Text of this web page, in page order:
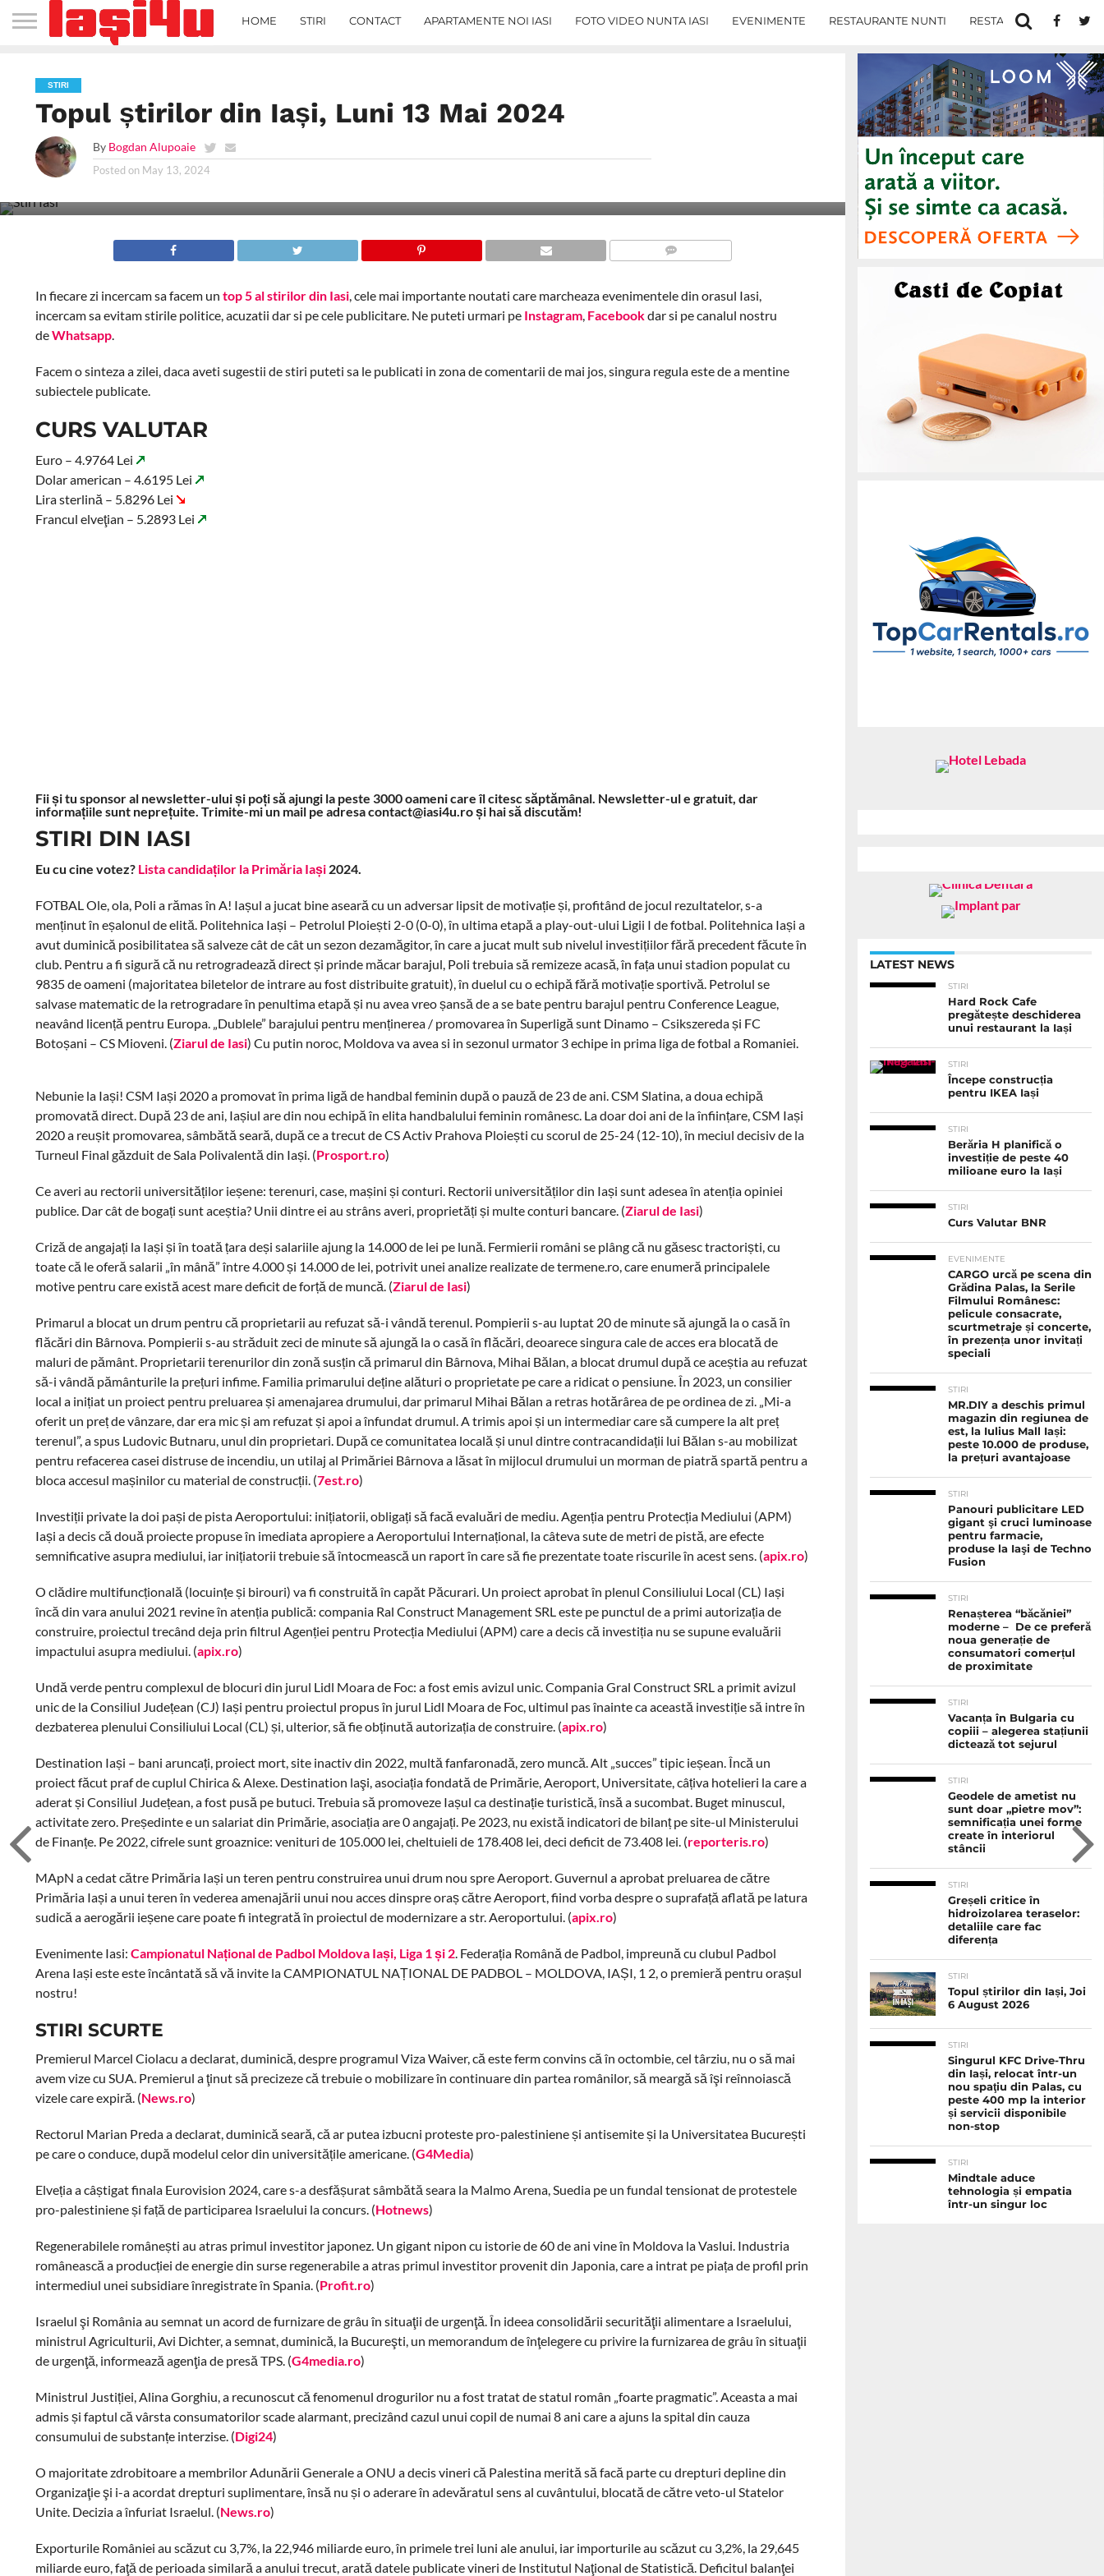
HOME STIRI CONTACT APARTAMENTE NOI IASI FOTO VIDEO NUNTA IASI EVENIMENTE RESTAURANTE NUNTI RESTAURANTE IN IASI
STIRI
Topul știrilor din Iași, Luni 13 Mai 2024
By Bogdan Alupoaie
Posted on May 13, 2024
In fiecare zi incercam sa facem un top 5 al stirilor din Iasi, cele mai importante noutati care marcheaza evenimentele din orasul Iasi,
incercam sa evitam stirile politice, acuzatii dar si pe cele publicitare. Ne puteti urmari pe Instagram, Facebookdar si pe canalul nostru
deWhatsapp.
Facem o sinteza a zilei, daca aveti sugestii de stiri puteti sa le publicati in zona de comentarii de mai jos, singura regula este de a mentine
subiectele publicate.
CURS VALUTAR
Euro – 4.9764 Lei
Dolar american – 4.6195 Lei
Lira sterlină – 5.8296 Lei
Francul elveţian – 5.2893 Lei
Fii și tu sponsor al newsletter-ului și poți să ajungi la peste 3000 oameni care îl citesc săptămânal. Newsletter-ul e gratuit, dar
informațiile sunt neprețuite. Trimite-mi un mail pe adresa contact@iasi4u.ro și hai să discutăm!
STIRI DIN IASI
Eu cu cine votez? Lista candidaților la Primăria Iași2024.
FOTBAL Ole, ola, Poli a rămas în A! Iașul a jucat bine aseară cu un adversar lipsit de motivație și, profitând de jocul rezultatelor, s-a
menținut în eșalonul de elită. Politehnica Iași – Petrolul Ploiești 2-0 (0-0), în ultima etapă a play-out-ului Ligii I de fotbal. Politehnica Iași a
avut duminică posibilitatea să salveze cât de cât un sezon dezamăgitor, în care a jucat mult sub nivelul investițiilor fără precedent făcute în
club. Pentru a fi sigură că nu retrogradează direct și prinde măcar barajul, Poli trebuia să remizeze acasă, în fața unui stadion populat cu
9835 de oameni (majoritatea biletelor de intrare au fost distribuite gratuit), în duelul cu o echipă fără motivație sportivă. Petrolul se
salvase matematic de la retrogradare în penultima etapă și nu avea vreo șansă de a se bate pentru barajul pentru Conference League,
neavând licență pentru Europa. „Dublele” barajului pentru menținerea / promovarea în Superligă sunt Dinamo – Csikszereda și FC
Botoșani – CS Mioveni. (Ziarul de Iasi) Cu putin noroc, Moldova va avea si in sezonul urmator 3 echipe in prima liga de fotbal a Romaniei.
Nebunie la Iași! CSM Iași 2020 a promovat în prima ligă de handbal feminin după o pauză de 23 de ani. CSM Slatina, a doua echipă
promovată direct. După 23 de ani, Iașiul are din nou echipă în elita handbalului feminin românesc. La doar doi ani de la înființare, CSM Iași
2020 a reușit promovarea, sâmbătă seară, după ce a trecut de CS Activ Prahova Ploiești cu scorul de 25-24 (12-10), în meciul decisiv de la
Turneul Final găzduit de Sala Polivalentă din Iași. (Prosport.ro)
Ce averi au rectorii universităților ieșene: terenuri, case, mașini și conturi. Rectorii universităților din Iași sunt adesea în atenția opiniei
publice. Dar cât de bogați sunt aceștia? Unii dintre ei au strâns averi, proprietăți și multe conturi bancare. (Ziarul de Iasi)
Criză de angajați la Iași și în toată țara deși salariile ajung la 14.000 de lei pe lună. Fermierii români se plâng că nu găsesc tractoriști, cu
toate că le oferă salarii „în mână” între 4.000 și 14.000 de lei, potrivit unei analize realizate de termene.ro, care enumeră principalele
motive pentru care există acest mare deficit de forță de muncă. (Ziarul de Iasi)
Primarul a blocat un drum pentru că proprietarii au refuzat să-i vândă terenul. Pompierii s-au luptat 20 de minute să ajungă la o casă în
flăcări din Bârnova. Pompierii s-au străduit zeci de minute să ajungă la o casă în flăcări, deoarece singura cale de acces era blocată de
maluri de pământ. Proprietarii terenurilor din zonă susțin că primarul din Bârnova, Mihai Bălan, a blocat drumul după ce aceștia au refuzat
să-i vândă pământurile la prețuri infime. Familia primarului deține alături o proprietate pe care a ridicat o pensiune. În 2023, un consilier
local a inițiat un proiect pentru preluarea și amenajarea drumului, dar primarul Mihai Bălan a retras hotărârea de pe ordinea de zi. „Mi-a
oferit un preț de vânzare, dar era mic și am refuzat și apoi a înfundat drumul. A trimis apoi și un intermediar care să cumpere la alt preț
terenul”, a spus Ludovic Butnaru, unul din proprietari. După ce comunitatea locală și unul dintre contracandidații lui Bălan s-au mobilizat
pentru refacerea casei distruse de incendiu, un utilaj al Primăriei Bârnova a lăsat în mijlocul drumului un morman de piatră spartă pentru a
bloca accesul mașinilor cu material de construcții. (7est.ro)
Investiții private la doi pași de pista Aeroportului: inițiatorii, obligați să facă evaluări de mediu. Agenția pentru Protecția Mediului (APM)
Iași a decis că două proiecte propuse în imediata apropiere a Aeroportului Internațional, la câteva sute de metri de pistă, are efecte
semnificative asupra mediului, iar inițiatorii trebuie să întocmească un raport în care să fie prezentate toate riscurile în acest sens. (apix.ro)
O clădire multifuncțională (locuințe și birouri) va fi construită în capăt Păcurari. Un proiect aprobat în plenul Consiliului Local (CL) Iași
încă din vara anului 2021 revine în atenția publică: compania Ral Construct Management SRL este pe punctul de a primi autorizația de
construire, proiectul trecând deja prin filtrul Agenției pentru Protecția Mediului (APM) care a decis că investiția nu se supune evaluării
impactului asupra mediului. (apix.ro)
Undă verde pentru complexul de blocuri din jurul Lidl Moara de Foc: a fost emis avizul unic. Compania Gral Construct SRL a primit avizul
unic de la Consiliul Județean (CJ) Iași pentru proiectul propus în jurul Lidl Moara de Foc, ultimul pas înainte ca această investiție să intre în
dezbaterea plenului Consiliului Local (CL) și, ulterior, să fie obținută autorizația de construire. (apix.ro)
Destination Iași – bani aruncați, proiect mort, site inactiv din 2022, multă fanfaronadă, zero muncă. Alt „succes” tipic ieșean. Încă un
proiect făcut praf de cuplul Chirica & Alexe. Destination laşi, asociația fondată de Primărie, Aeroport, Universitate, câțiva hotelieri la care a
aderat și Consiliul Județean, a fost pusă pe butuci. Trebuia să promoveze Iașul ca destinație turistică, însă a sucombat. Buget minuscul,
activitate zero. Președinte e un salariat din Primărie, asociația are 0 angajați. Pe 2023, nu există indicatori de bilanț pe site-ul Ministerului
de Finanțe. Pe 2022, cifrele sunt groaznice: venituri de 105.000 lei, cheltuieli de 178.408 lei, deci deficit de 73.408 lei. (reporteris.ro)
MApN a cedat către Primăria Iași un teren pentru construirea unui drum nou spre Aeroport. Guvernul a aprobat preluarea de către
Primăria Iași a unui teren în vederea amenajării unui nou acces dinspre oraș către Aeroport, fiind vorba despre o suprafață aflată pe latura
sudică a aerogării ieșene care poate fi integrată în proiectul de modernizare a str. Aeroportului. (apix.ro)
Evenimente Iasi: Campionatul Național de Padbol Moldova Iași, Liga 1 și 2. Federația Română de Padbol, impreună cu clubul Padbol
Arena Iași este este încântată să vă invite la CAMPIONATUL NAȚIONAL DE PADBOL – MOLDOVA, IAȘI, 1 2, o premieră pentru orașul
nostru!
STIRI SCURTE
Premierul Marcel Ciolacu a declarat, duminică, despre programul Viza Waiver, că este ferm convins că în octombie, cel târziu, nu o să mai
avem vize cu SUA. Premierul a ţinut să precizeze că trebuie o mobilizare în continuare din partea românilor, să meargă să îşi reînnoiască
vizele care expiră. (News.ro)
Rectorul Marian Preda a declarat, duminică seară, că ar putea izbucni proteste pro-palestiniene și antisemite și la Universitatea București
pe care o conduce, după modelul celor din universitățile americane. (G4Media)
Elveția a câștigat finala Eurovision 2024, care s-a desfășurat sâmbătă seara la Malmo Arena, Suedia pe un fundal tensionat de protestele
pro-palestiniene și față de participarea Israelului la concurs. (Hotnews)
Regenerabilele românești au atras primul investitor japonez. Un gigant nipon cu istorie de 60 de ani vine în Moldova la Vaslui. Industria
românească a producției de energie din surse regenerabile a atras primul investitor provenit din Japonia, care a intrat pe piața de profil prin
intermediul unei subsidiare înregistrate în Spania. (Profit.ro)
Israelul şi România au semnat un acord de furnizare de grâu în situaţii de urgenţă. În ideea consolidării securităţii alimentare a Israelului,
ministrul Agriculturii, Avi Dichter, a semnat, duminică, la Bucureşti, un memorandum de înţelegere cu privire la furnizarea de grâu în situaţii
de urgenţă, informează agenţia de presă TPS. (G4media.ro)
Ministrul Justiției, Alina Gorghiu, a recunoscut că fenomenul drogurilor nu a fost tratat de statul român „foarte pragmatic”. Aceasta a mai
admis și faptul că vârsta consumatorilor scade alarmant, precizând cazul unui copil de numai 8 ani care a ajuns la spital din cauza
consumului de substanțe interzise. (Digi24)
O majoritate zdrobitoare a membrilor Adunării Generale a ONU a decis vineri că Palestina merită să facă parte cu drepturi depline din
Organizaţie şi i-a acordat drepturi suplimentare, însă nu și o aderare în adevăratul sens al cuvântului, blocată de către veto-ul Statelor
Unite. Decizia a înfuriat Israelul. (News.ro)
Exporturile României au scăzut cu 3,7%, la 22,946 miliarde euro, în primele trei luni ale anului, iar importurile au scăzut cu 3,2%, la 29,645
miliarde euro, faţă de perioada similară a anului trecut, arată datele publicate vineri de Institutul Naţional de Statistică. Deficitul balanţei
LATEST NEWS
STIRI
Hard Rock Cafe
pregătește deschiderea
unui restaurant la Iași
STIRI
Începe construcția
pentru IKEA Iași
STIRI
Berăria H planifică o
investiție de peste 40
milioane euro la Iași
STIRI
Curs Valutar BNR
EVENIMENTE
CARGO urcă pe scena din
Grădina Palas, la Serile
Filmului Românesc:
pelicule consacrate,
scurtmetraje și concerte,
în prezența unor invitați
speciali
STIRI
MR.DIY a deschis primul
magazin din regiunea de
est, la Iulius Mall Iași:
peste 10.000 de produse,
la prețuri avantajoase
STIRI
Panouri publicitare LED
gigant şi cruci luminoase
pentru farmacie,
produse la Iaşi de Techno
Fusion
STIRI
Renașterea “băcăniei”
moderne – De ce preferă
noua generație de
consumatori comerțul
de proximitate
STIRI
Vacanța în Bulgaria cu
copiii – alegerea stațiunii
dictează tot sejurul
STIRI
Geodele de ametist nu
sunt doar „pietre mov”:
semnificația unei forme
create în interiorul
stâncii
STIRI
Greșeli critice în
hidroizolarea teraselor:
detaliile care fac
diferența
STIRI
Topul știrilor din Iași, Joi
6 August 2026
STIRI
Singurul KFC Drive-Thru
din Iași, relocat într-un
nou spaţiu din Palas, cu
peste 400 mp la interior
și servicii disponibile
non-stop
STIRI
Mindtale aduce
tehnologia și empatia
într-un singur loc